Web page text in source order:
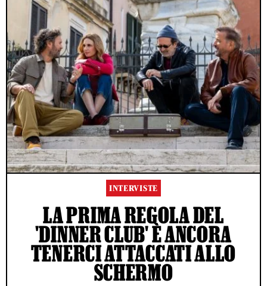
INTERVISTE
LA PRIMA REGOLA DEL
'DINNER CLUB' È ANCORA
TENERCI ATTACCATI ALLO
SCHERMO